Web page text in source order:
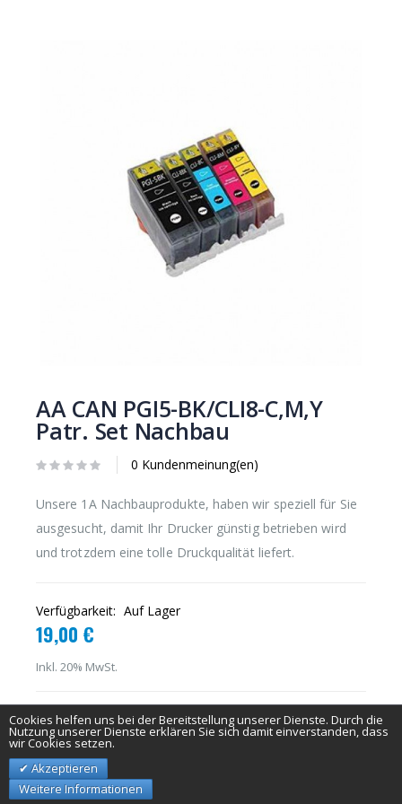
AA CAN PGI5-BK/CLI8-C,M,Y
Patr. Set Nachbau
0 Kundenmeinung(en)
Unsere 1A Nachbauprodukte, haben wir speziell für Sie
ausgesucht, damit Ihr Drucker günstig betrieben wird
und trotzdem eine tolle Druckqualität liefert.
Verfügbarkeit: Auf Lager
19,00 €
Inkl. 20% MwSt.
IN DEN WARENKORB
Cookies helfen uns bei der Bereitstellung unserer Dienste. Durch die
Nutzung unserer Dienste erklären Sie sich damit einverstanden, dass
wir Cookies setzen.
Akzeptieren
Weitere Informationen